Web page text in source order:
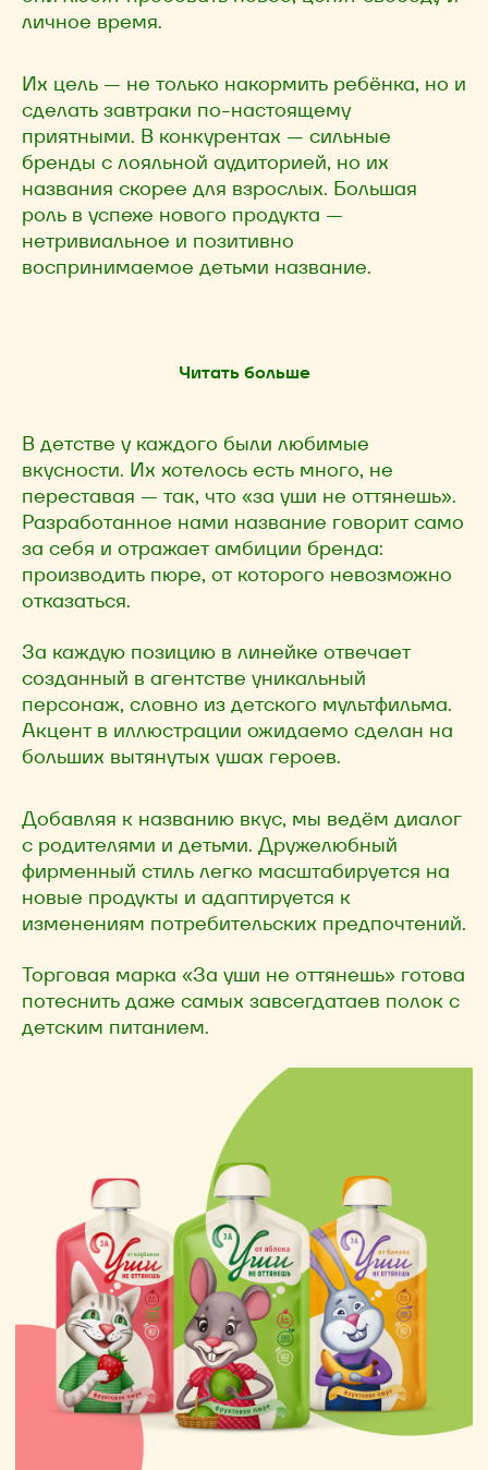
личное время.
Их цель — не только накормить ребёнка, но и
сделать завтраки по-настоящему
приятными. В конкурентах — сильные
бренды с лояльной аудиторией, но их
названия скорее для взрослых. Большая
роль в успехе нового продукта —
нетривиальное и позитивно
воспринимаемое детьми название.
Читать больше
В детстве у каждого были любимые
вкусности. Их хотелось есть много, не
переставая — так, что «за уши не оттянешь».
Разработанное нами название говорит само
за себя и отражает амбиции бренда:
производить пюре, от которого невозможно
отказаться.
За каждую позицию в линейке отвечает
созданный в агентстве уникальный
персонаж, словно из детского мультфильма.
Акцент в иллюстрации ожидаемо сделан на
больших вытянутых ушах героев.
Добавляя к названию вкус, мы ведём диалог
с родителями и детьми. Дружелюбный
фирменный стиль легко масштабируется на
новые продукты и адаптируется к
изменениям потребительских предпочтений.
Торговая марка «За уши не оттянешь» готова
потеснить даже самых завсегдатаев полок с
детским питанием.